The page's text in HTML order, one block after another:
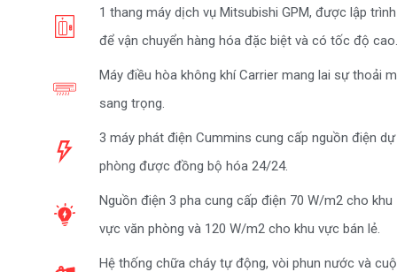
1 thang máy dịch vụ Mitsubishi GPM, được lập trình
để vận chuyển hàng hóa đặc biệt và có tốc độ cao.
Máy điều hòa không khí Carrier mang lai sự thoải
sang trọng.
3 máy phát điện Cummins cung cấp nguồn điện dự
phòng được đồng bộ hóa 24/24.
Nguồn điện 3 pha cung cấp điện 70 W/m2 cho khu
vực văn phòng và 120 W/m2 cho khu vực bán lẻ.
Hệ thống chữa cháy tự động, vòi phun nước và